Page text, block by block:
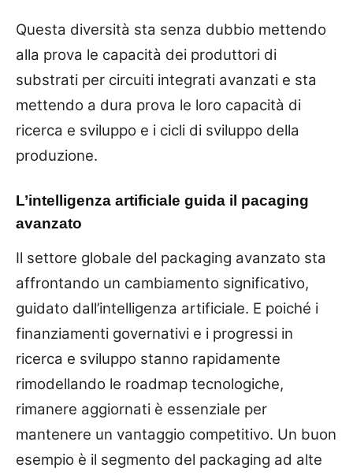
Questa diversità sta senza dubbio mettendo
alla prova le capacità dei produttori di
substrati per circuiti integrati avanzati e sta
mettendo a dura prova le loro capacità di
ricerca e sviluppo e i cicli di sviluppo della
produzione.
L’intelligenza artificiale guida il pacaging
avanzato
Il settore globale del packaging avanzato sta
affrontando un cambiamento significativo,
guidato dall’intelligenza artificiale. E poiché i
finanziamenti governativi e i progressi in
ricerca e sviluppo stanno rapidamente
rimodellando le roadmap tecnologiche,
rimanere aggiornati è essenziale per
mantenere un vantaggio competitivo. Un buon
esempio è il segmento del packaging ad alte